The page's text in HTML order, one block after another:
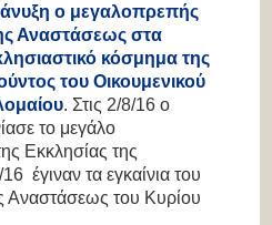
ο μεγαλοπρεπής
Αναστάσεως στα
κόσμημα της
του Οικουμενικού
. Στις 2/8/16 ο
το μεγάλο
Εκκλησίας της
έγιναν τα εγκαίνια του
Αναστάσεως του Κυρίου